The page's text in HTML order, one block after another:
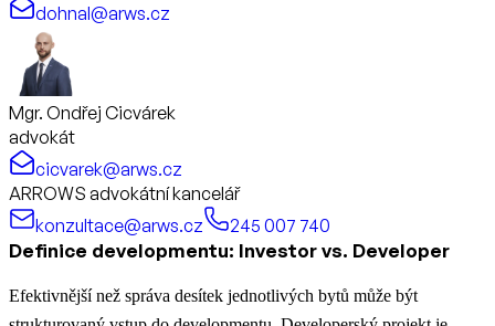
dohnal@arws.cz
Mgr. Ondřej Cicvárek
advokát
cicvarek@arws.cz
ARROWS advokátní kancelář
konzultace@arws.cz
245 007 740
Definice developmentu: Investor vs. Developer
Efektivnější než správa desítek jednotlivých bytů může být